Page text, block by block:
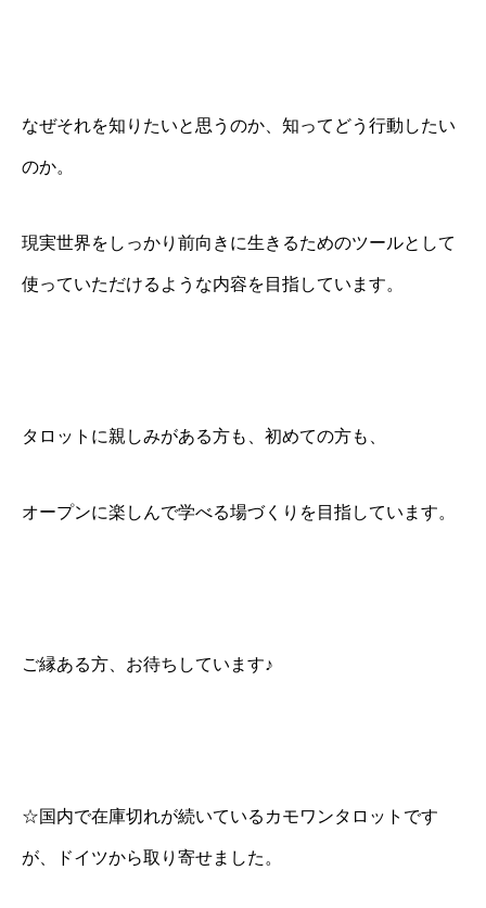
なぜそれを知りたいと思うのか、知ってどう行動したい
のか。
現実世界をしっかり前向きに生きるためのツールとして
使っていただけるような内容を目指しています。
タロットに親しみがある方も、初めての方も、
オープンに楽しんで学べる場づくりを目指しています。
ご縁ある方、お待ちしています♪
☆国内で在庫切れが続いているカモワンタロットです
が、ドイツから取り寄せました。